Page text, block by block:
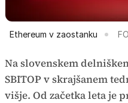
Ethereum v zaostanku
Na slovenskem
SBITOP v skrajšanem
višje. Od začetka leta je